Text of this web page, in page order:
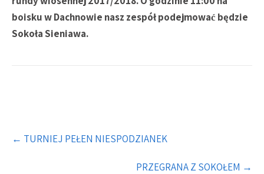
boisku w Dachnowie nasz zespół podejmować będzie
Sokoła Sieniawa.
navigation
← TURNIEJ PEŁEN NIESPODZIANEK
PRZEGRANA Z SOKOŁEM →